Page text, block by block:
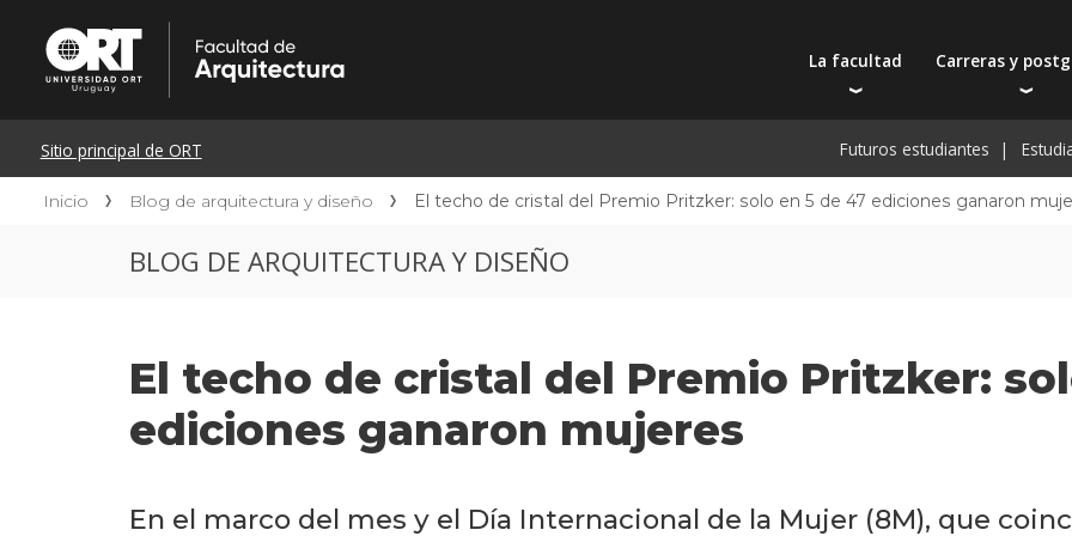
La facultad
Autoridades
Filosofía educativa
Publicaciones
Carreras y
Carreras
Tecnicaturas
Futuros estudiantes
Inicio Blog de arquitectura y diseño El techo de cristal del Premio Pritzker: solo en 5 de 47 ediciones ganaron
BLOG DE ARQUITECTURA Y DISEÑO
El techo de cristal del Premio Pritzker:
ediciones ganaron mujeres
En el marco del mes y el Día Internacional de la Mujer (8M), que